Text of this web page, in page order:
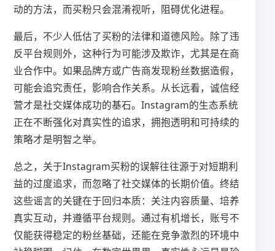
动的方法，而买粉只会混淆视听，阻碍优化进程。
最后，不少人低估了买粉的法律和道德风险。除了违
反平台规则外，这种行为可能涉及欺诈，尤其是在商
业合作中。如果品牌方或广告商发现粉丝数据造假，
可能会追究责任，影响合作关系。从长远看，诚信经
营才是社交媒体成功的基石。Instagram的生态系统
正在不断强化对真实性的追求，拥抱透明和可持续的
策略才是明智之举。
总之，关于Instagram买粉的误解往往源于对短期利
益的过度追求，而忽略了社交媒体的长期价值。终结
这些谣言的关键在于回归本质：关注内容质量、培养
真实互动，并遵循平台规则。通过有机增长，账号不
仅能获得稳定的粉丝基础，还能在竞争激烈的环境中